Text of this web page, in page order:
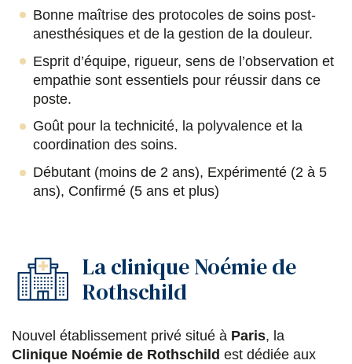
Bonne maîtrise des protocoles de soins post-
anesthésiques et de la gestion de la douleur.
Esprit d’équipe, rigueur, sens de l’observation et
empathie sont essentiels pour réussir dans ce
poste.
Goût pour la technicité, la polyvalence et la
coordination des soins.
Débutant (moins de 2 ans), Expérimenté (2 à 5
ans), Confirmé (5 ans et plus)
La clinique Noémie de
Rothschild
Nouvel établissement privé situé à Paris, la
Clinique Noémie de Rothschild est dédiée aux